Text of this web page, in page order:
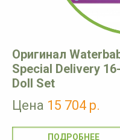
Оригинал
Special Delivery
Doll Set
Цена 15 704 р.
ПОДРОБНЕЕ